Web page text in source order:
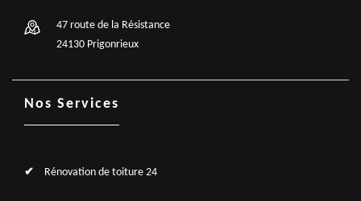
47 route de la Résistance
24130 Prigonrieux
Nos Services
Rénovation de toiture 24